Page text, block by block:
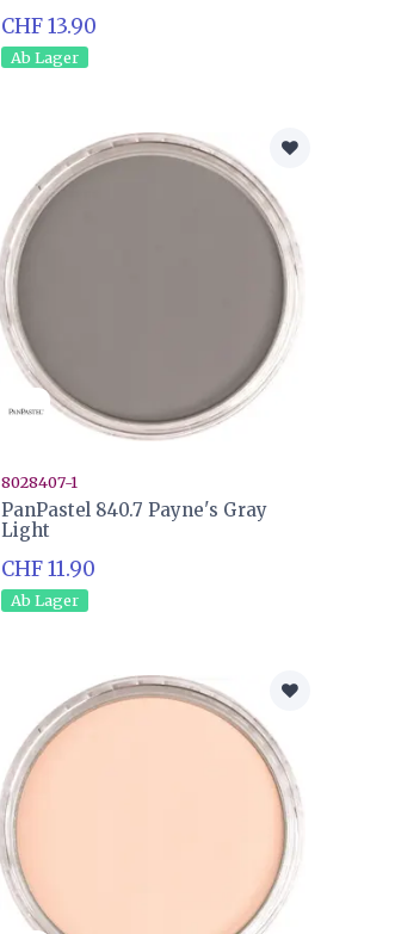
CHF 13.90
Ab Lager
8028407-1
PanPastel 840.7 Payne's Gray
Light
CHF 11.90
Ab Lager